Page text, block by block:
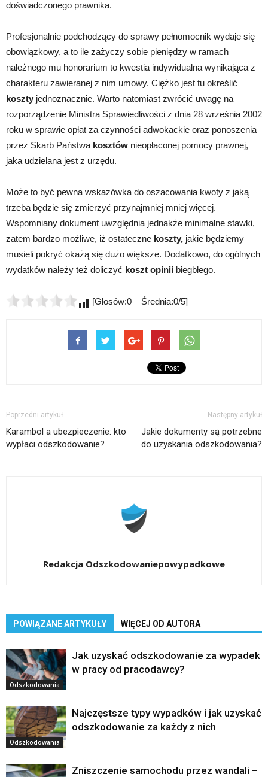
doświadczonego prawnika.
Profesjonalnie podchodzący do sprawy pełnomocnik wydaje się
obowiązkowy, a to ile zażyczy sobie pieniędzy w ramach
należnego mu honorarium to kwestia indywidualna wynikająca z
charakteru zawieranej z nim umowy. Ciężko jest tu określić
koszty jednoznacznie. Warto natomiast zwrócić uwagę na
rozporządzenie Ministra Sprawiedliwości z dnia 28 września 2002
roku w sprawie opłat za czynności adwokackie oraz ponoszenia
przez Skarb Państwa kosztów nieopłaconej pomocy prawnej,
jaka udzielana jest z urzędu.
Może to być pewna wskazówka do oszacowania kwoty z jaką
trzeba będzie się zmierzyć przynajmniej mniej więcej.
Wspomniany dokument uwzględnia jednakże minimalne stawki,
zatem bardzo możliwe, iż ostateczne koszty, jakie będziemy
musieli pokryć okażą się dużo większe. Dodatkowo, do ogólnych
wydatków należy też doliczyć koszt opinii biegbłego.
[Głosów:0 Średnia:0/5]
Poprzedni artykuł
Karambol a ubezpieczenie: kto
wypłaci odszkodowanie?
Następny artykuł
Jakie dokumenty są potrzebne
do uzyskania odszkodowania?
Redakcja Odszkodowaniepowypadkowe
POWIĄZANE ARTYKUŁY WIĘCEJ OD AUTORA
Odszkodowania
Jak uzyskać odszkodowanie za wypadek
w pracy od pracodawcy?
Odszkodowania
Najczęstsze typy wypadków i jak uzyskać
odszkodowanie za każdy z nich
Zniszczenie samochodu przez wandali –